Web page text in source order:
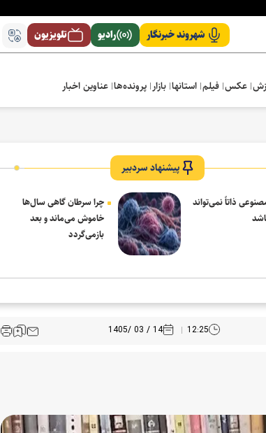
شهروند خبرنگار رادیو تلویزیون
عکس فیلم استانها بازار پرونده‌ها عناوین اخبار
پیشنهاد سردبیر
ذاتاً نمی‌تواند
چرا سرطان گاهی سال‌ها
خاموش می‌ماند و بعد
بازمی‌گردد
12:25
14 / 03 /1405